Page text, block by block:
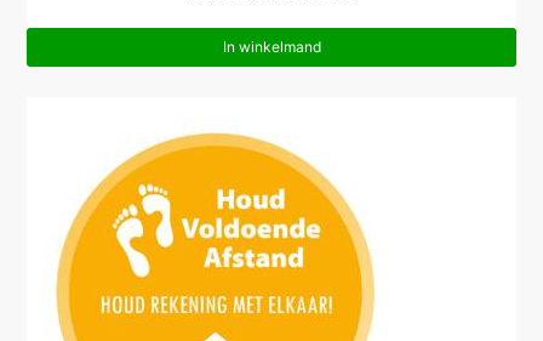
In winkelmand